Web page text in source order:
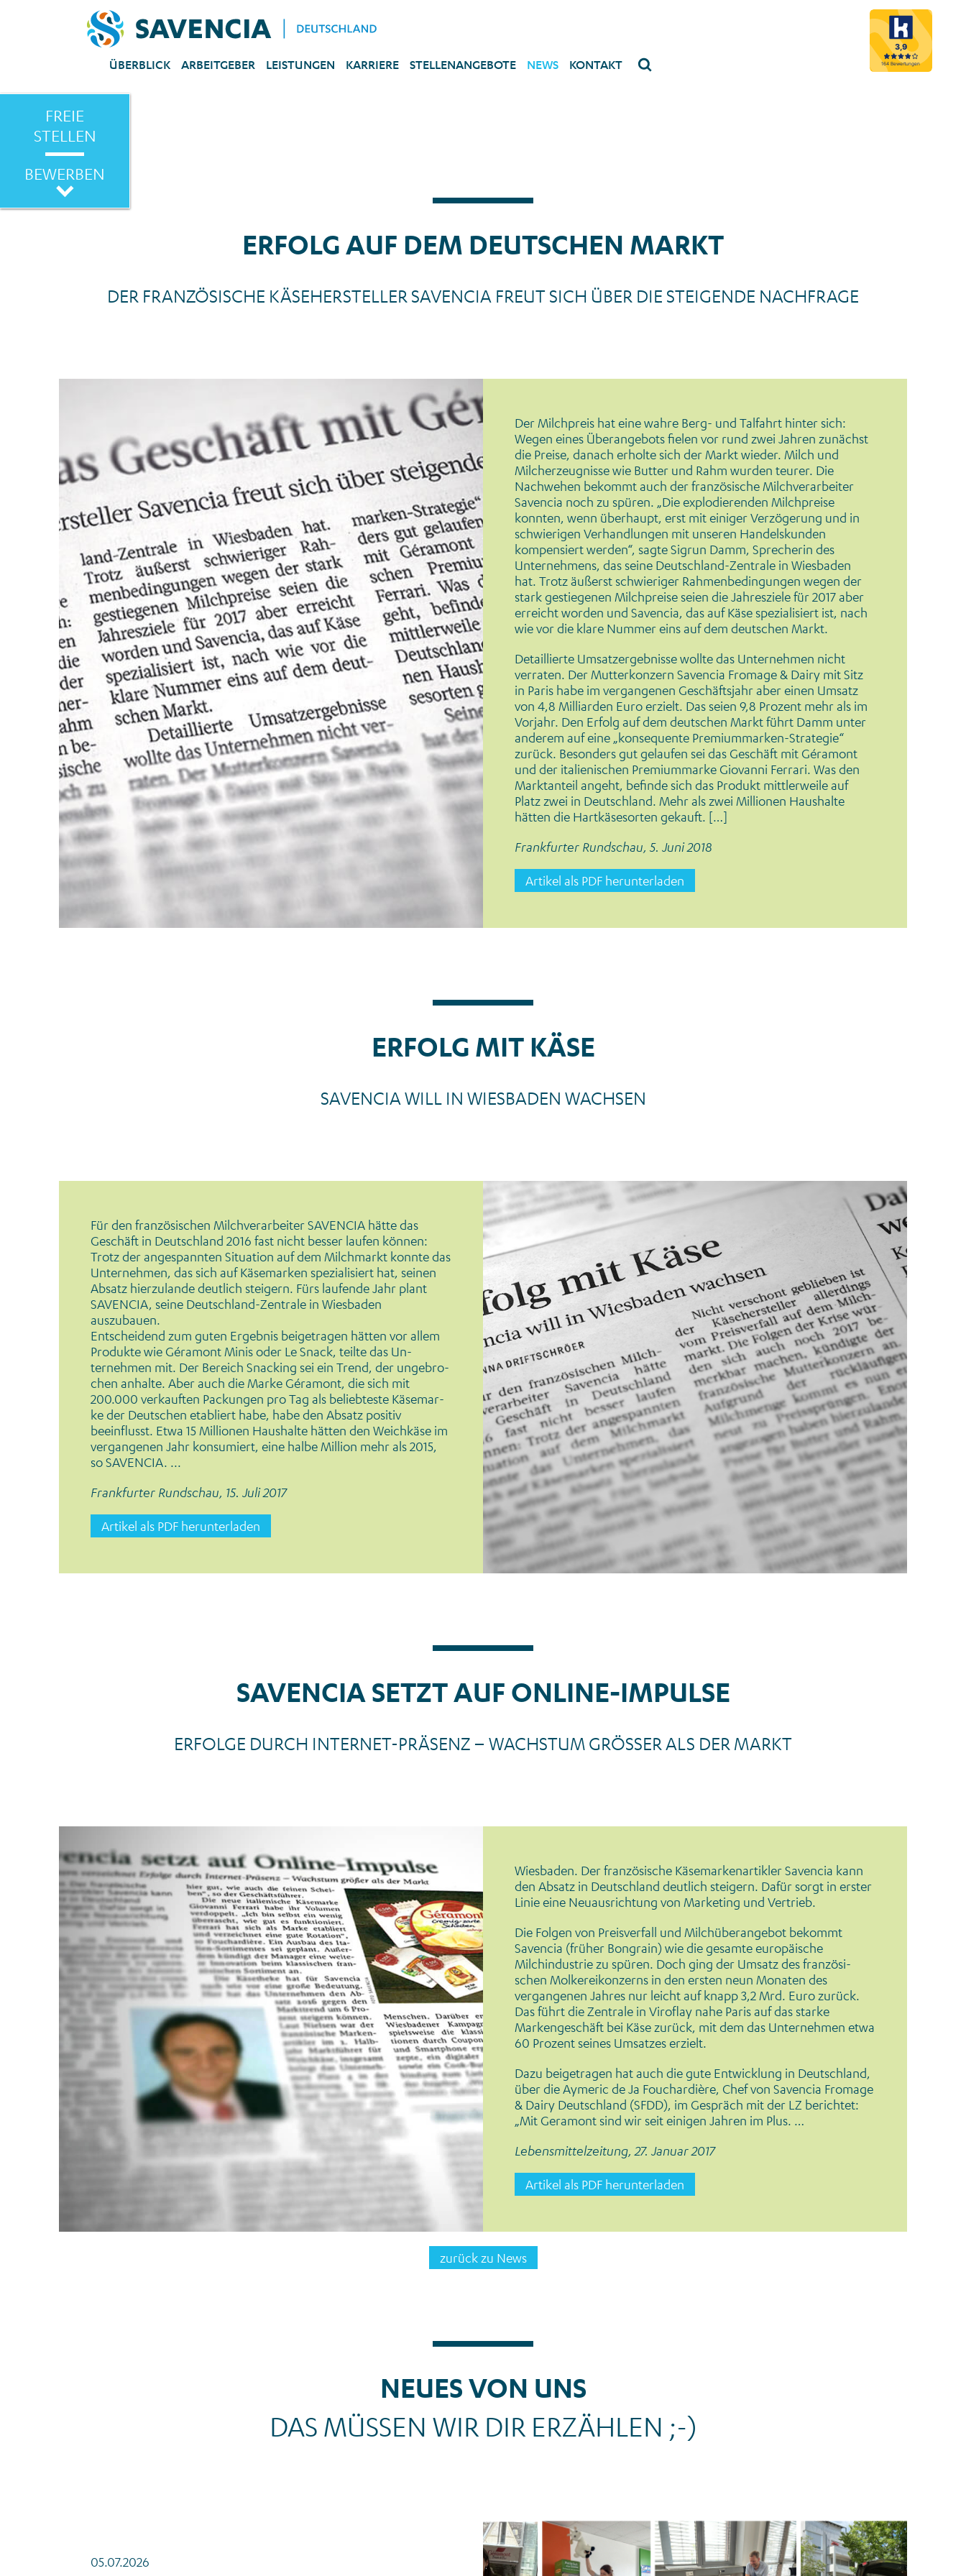
FREIE
STELLEN
BEWERBEN
3,9
164 Bewertungen
ÜBERBLICK ARBEITGEBER LEISTUNGEN KARRIERE STELLENANGEBOTE NEWS KONTAKT
ERFOLG AUF DEM DEUTSCHEN MARKT
DER FRANZÖSISCHE KÄSEHERSTELLER SAVENCIA FREUT SICH ÜBER DIE STEIGENDE NACHFRAGE
Der Milchpreis hat eine wahre Berg- und Talfahrt hinter sich:
Wegen eines Überangebots fielen vor rund zwei Jahren zunächst
die Preise, danach erholte sich der Markt wieder. Milch und
Milcherzeugnisse wie Butter und Rahm wurden teurer. Die
Nachwehen bekommt auch der französische Milchverarbeiter
Savencia noch zu spüren. „Die explodierenden Milchpreise
konnten, wenn überhaupt, erst mit einiger Verzögerung und in
schwierigen Verhandlungen mit unseren Handelskunden
kompensiert werden“, sagte Sigrun Damm, Sprecherin des
Unternehmens, das seine Deutschland-Zentrale in Wiesbaden
hat. Trotz äußerst schwieriger Rahmenbedingungen wegen der
stark gestiegenen Milchpreise seien die Jahresziele für 2017 aber
erreicht worden und Savencia, das auf Käse spezialisiert ist, nach
wie vor die klare Nummer eins auf dem deutschen Markt.
Detaillierte Umsatzergebnisse wollte das Unternehmen nicht
verraten. Der Mutterkonzern Savencia Fromage & Dairy mit Sitz
in Paris habe im vergangenen Geschäftsjahr aber einen Umsatz
von 4,8 Milliarden Euro erzielt. Das seien 9,8 Prozent mehr als im
Vorjahr. Den Erfolg auf dem deutschen Markt führt Damm unter
anderem auf eine „konsequente Premiummarken-Strategie“
zurück. Besonders gut gelaufen sei das Geschäft mit Géramont
und der italienischen Premiummarke Giovanni Ferrari. Was den
Marktanteil angeht, befinde sich das Produkt mittlerweile auf
Platz zwei in Deutschland. Mehr als zwei Millionen Haushalte
hätten die Hartkäsesorten gekauft. […]
Frankfurter Rundschau, 5. Juni 2018
Artikel als PDF herunterladen
ERFOLG MIT KÄSE
SAVENCIA WILL IN WIESBADEN WACHSEN
Für den französischen Milch­verarbeiter SAVENCIA hätte das
Geschäft in Deutschland 2016 fast nicht besser laufen können:
Trotz der angespannten Situation auf dem Milchmarkt konnte das
Unternehmen, das sich auf Käsemarken spezialisiert hat, seinen
Absatz hierzulande deutlich steigern. Fürs laufende Jahr plant
SAVENCIA, seine Deutschland-Zentrale in Wiesba­den
auszubauen.
Entscheidend zum guten Er­gebnis beigetragen hätten vor al­lem
Produkte wie Géramont Mi­nis oder Le Snack, teilte das Un­
ternehmen mit. Der Bereich Snacking sei ein Trend, der ungebro­
chen anhalte. Aber auch die Mar­ke Géramont, die sich mit
200.000 verkauften Packungen pro Tag als beliebteste Käsemar­
ke der Deutschen etabliert habe, habe den Absatz positiv
beeinflusst. Etwa 15 Millionen Haus­halte hätten den Weichkäse im
vergangenen Jahr konsumiert, eine halbe Million mehr als 2015,
so SAVENCIA. ...
Frankfurter Rundschau, 15. Juli 2017
Artikel als PDF herunterladen
News_Presse_Frankfurter Rundschau_Erfolg mit Käse_Bild
SAVENCIA SETZT AUF ONLINE-IMPULSE
ERFOLGE DURCH INTERNET-PRÄSENZ – WACHSTUM GRÖSSER ALS DER MARKT
News_Presse_Lebensmittelzeitung_Online-Impulse_Bild
Wiesbaden. Der französische Käsemarkenartikler Savencia kann
den Absatz in Deutschland deutlich steigern. Dafür sorgt in erster
Linie eine Neuausrichtung von Marketing und Vertrieb.
Die Folgen von Preisverfall und Milchüberangebot bekommt
Savencia (früher Bongrain) wie die gesamte eu­ropäische
Milchindustrie zu spüren. Doch ging der Umsatz des französi­
schen Molkereikonzerns in den ersten neun Monaten des
vergangenen Jah­res nur leicht auf knapp 3,2 Mrd. Eu­ro zurück.
Das führt die Zentrale in Viro­flay nahe Paris auf das starke
Markenge­schäft bei Käse zu­rück, mit dem das Unternehmen etwa
60 Prozent seines Umsatzes erzielt.
Dazu beigetragen hat auch die gute Ent­wicklung in Deutsch­land,
über die Ayme­ric de Ja Fouchar­dière, Chef von Savencia Fromage
& Dairy Deutschland (SFDD), im Gespräch mit der LZ berichtet:
„Mit Geramont sind wir seit einigen Jahren im Plus. …
Lebensmittelzeitung, 27. Januar 2017
Artikel als PDF herunterladen
zurück zu News
NEUES VON UNS
DAS MÜSSEN WIR DIR ERZÄHLEN ;-)
News_Arbeitssicherheit_Aktionswoche_Juli 2026
05.07.2026